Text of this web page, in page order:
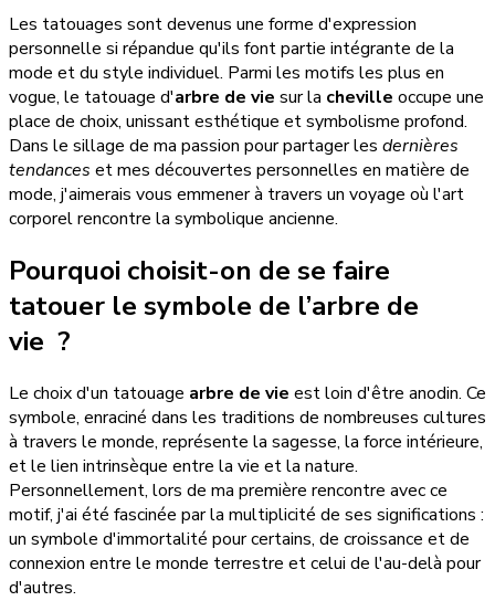
Les tatouages sont devenus une forme d'expression
personnelle si répandue qu'ils font partie intégrante de la
mode et du style individuel. Parmi les motifs les plus en
vogue, le tatouage d'arbre de vie sur la cheville occupe une
place de choix, unissant esthétique et symbolisme profond.
Dans le sillage de ma passion pour partager les dernières
tendances et mes découvertes personnelles en matière de
mode, j'aimerais vous emmener à travers un voyage où l'art
corporel rencontre la symbolique ancienne.
Pourquoi choisit-on de se faire
tatouer le symbole de l’arbre de
vie ?
Le choix d'un tatouage arbre de vie est loin d'être anodin. Ce
symbole, enraciné dans les traditions de nombreuses cultures
à travers le monde, représente la sagesse, la force intérieure,
et le lien intrinsèque entre la vie et la nature.
Personnellement, lors de ma première rencontre avec ce
motif, j'ai été fascinée par la multiplicité de ses significations :
un symbole d'immortalité pour certains, de croissance et de
connexion entre le monde terrestre et celui de l'au-delà pour
d'autres.